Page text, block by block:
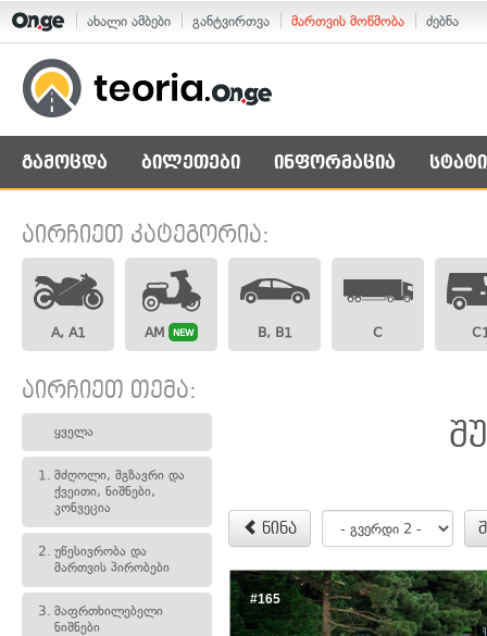
ახალი ამბები განტვირთვა მართვის მოწმობა ძებნა
გამოცდა ბილეთები ინფორმაცია
აირჩიეთ კატეგორია:
A, A1 AM NEW B, B1 C
აირჩიეთ თემა:
ყველა
1. მძღოლი, მგზავრი და
ქვეითი, ნიშნები,
კონვეცია
2. უწესივრობა და
მართვის პირობები
3. მაფრთხილებელი
ნიშნები
წინა
#165